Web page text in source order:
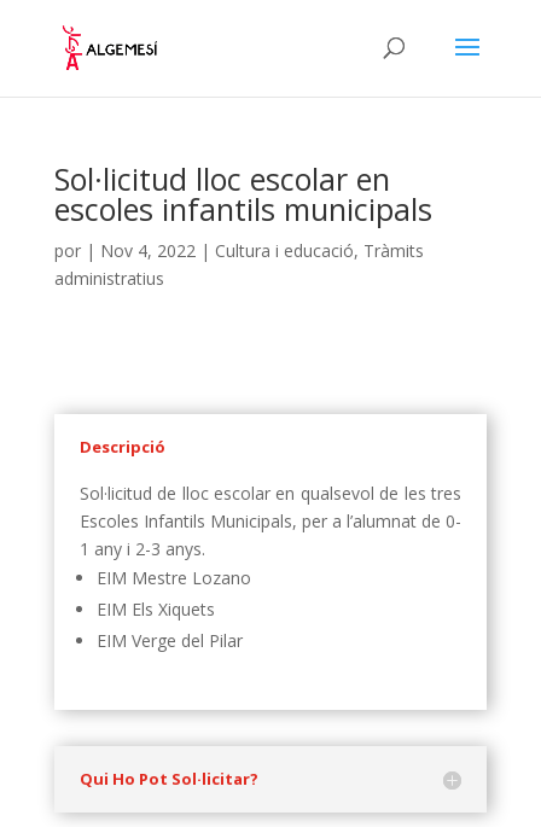
Sol·licitud lloc escolar en
escoles infantils municipals
por | Nov 4, 2022| Cultura i educació, Tràmits
administratius
Descripció
Sol·licitud de lloc escolar en qualsevol de les tres
Escoles Infantils Municipals, per a l’alumnat de 0-
1 any i 2-3 anys.
EIM Mestre Lozano
EIM Els Xiquets
EIM Verge del Pilar
Qui Ho Pot Sol·licitar?